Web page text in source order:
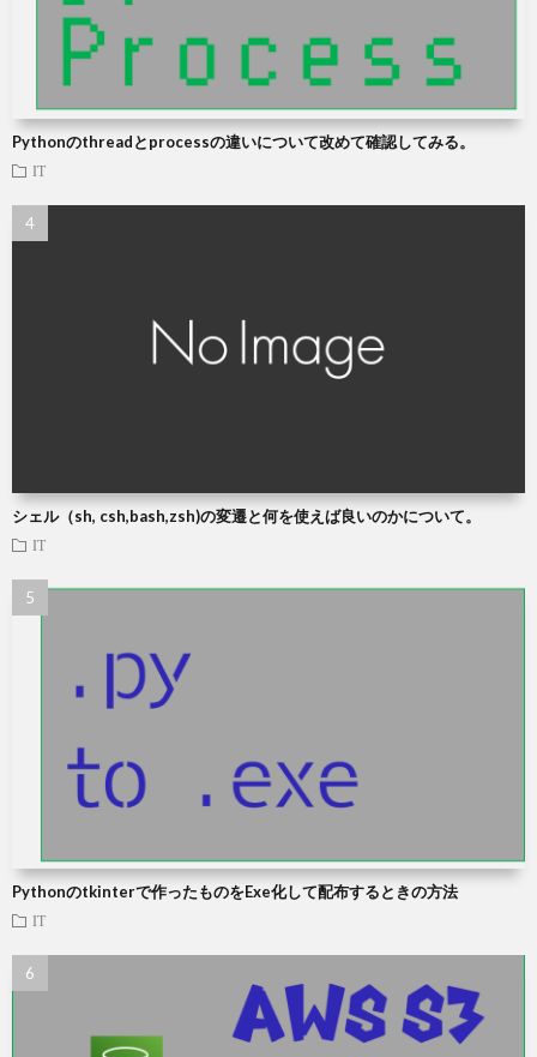
Pythonのthreadとprocessの違いについて改めて確認してみる。
IT
シェル（sh, csh,bash,zsh)の変遷と何を使えば良いのかについて。
IT
Pythonのtkinterで作ったものをExe化して配布するときの方法
IT